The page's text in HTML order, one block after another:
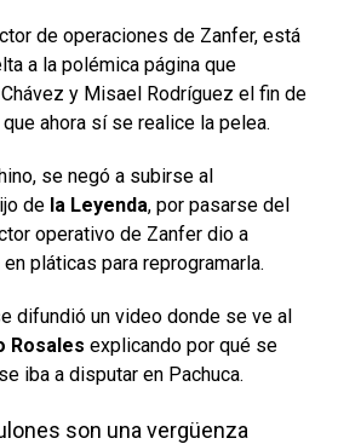
de operaciones de Zanfer, está
a la polémica página que
y Misael Rodríguez el fin de
ahora sí se realice la pelea.
se negó a subirse al
de la Leyenda, por pasarse del
operativo de Zanfer dio a
pláticas para reprogramarla.
difundió un video donde se ve al
Rosales explicando por qué se
iba a disputar en Pachuca.
son una vergüenza